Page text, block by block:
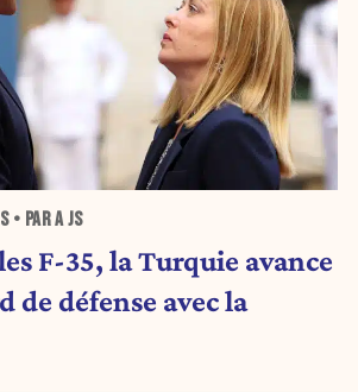
• PAR A JS
F-35, la Turquie avance
de défense avec la